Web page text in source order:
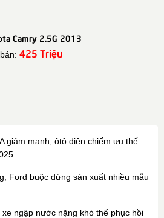
Camry 2.5G 2013
425 Triệu
giảm mạnh, ôtô điện chiếm ưu thế
Ford buộc dừng sản xuất nhiều mẫu
ngập nước nặng khó thể phục hồi